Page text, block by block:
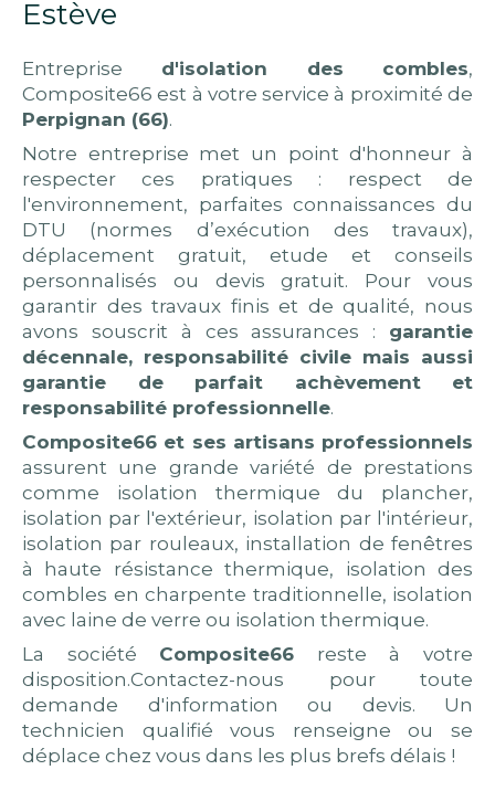
Estève
Entreprise d'isolation des combles,
Composite66 est à votre service à proximité de
Perpignan (66).
Notre entreprise met un point d'honneur à
respecter ces pratiques : respect de
l'environnement, parfaites connaissances du
DTU (normes d’exécution des travaux),
déplacement gratuit, etude et conseils
personnalisés ou devis gratuit. Pour vous
garantir des travaux finis et de qualité, nous
avons souscrit à ces assurances : garantie
décennale, responsabilité civile mais aussi
garantie de parfait achèvement et
responsabilité professionnelle.
Composite66 et ses artisans professionnels
assurent une grande variété de prestations
comme isolation thermique du plancher,
isolation par l'extérieur, isolation par l'intérieur,
isolation par rouleaux, installation de fenêtres
à haute résistance thermique, isolation des
combles en charpente traditionnelle, isolation
avec laine de verre ou isolation thermique.
La société Composite66 reste à votre
disposition.Contactez-nous pour toute
demande d'information ou devis. Un
technicien qualifié vous renseigne ou se
déplace chez vous dans les plus brefs délais !